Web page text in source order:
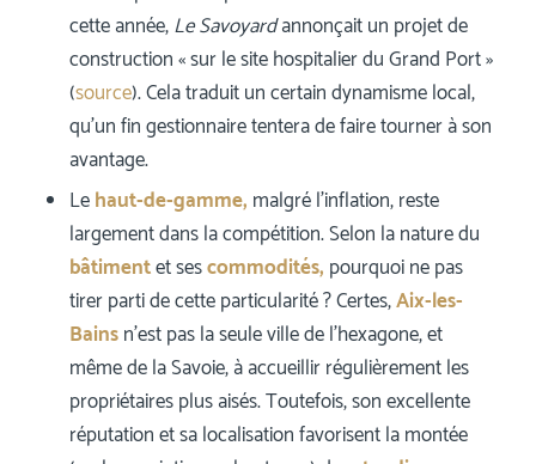
cette année,Le Savoyardannonçait un projet de
construction « sur le site hospitalier du Grand Port »
(source). Cela traduit un certain dynamisme local,
qu’un fin gestionnaire tentera de faire tourner à son
avantage.
Lehaut-de-gamme, malgré l’inflation, reste
largement dans la compétition. Selon la nature du
bâtimentet sescommodités, pourquoi ne pas
tirer parti de cette particularité ? Certes,Aix-les-
Bainsn’est pas la seule ville de l’hexagone, et
même de la Savoie, à accueillir régulièrement les
propriétaires plus aisés. Toutefois, son excellente
réputation et sa localisation favorisent la montée